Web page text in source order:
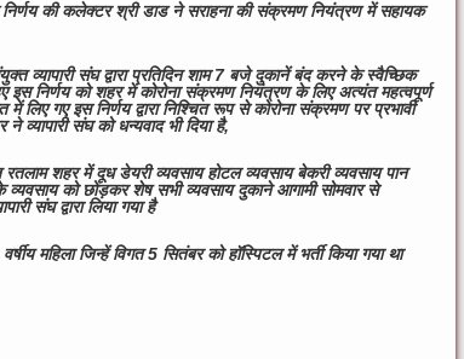
निर्णय की कलेक्टर श्री डाड ने सराहना की संक्रमण नियंत्रण में सहायक
व्यापारी संघ द्वारा प्रतिदिन शाम 7 बजे दुकानें बंद करने के स्वैच्छिक
इस निर्णय को शहर में कोरोना संक्रमण नियंत्रण के लिए अत्यंत महत्वपूर्ण
में लिए गए इस निर्णय द्वारा निश्चित रूप से कोरोना संक्रमण पर प्रभावी
संघ को धन्यवाद भी दिया है,
शहर में दूध डेयरी व्यवसाय होटल व्यवसाय बेकरी व्यवसाय पान
व्यवसाय को छोड़कर शेष सभी व्यवसाय दुकाने आगामी सोमवार से
संघ द्वारा लिया गया है
महिला जिन्हें विगत 5 सितंबर को हॉस्पिटल में भर्ती किया गया था